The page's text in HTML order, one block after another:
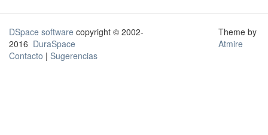
DSpace software copyright © 2002-
2016 DuraSpace
Contacto | Sugerencias
Theme by
Atmire